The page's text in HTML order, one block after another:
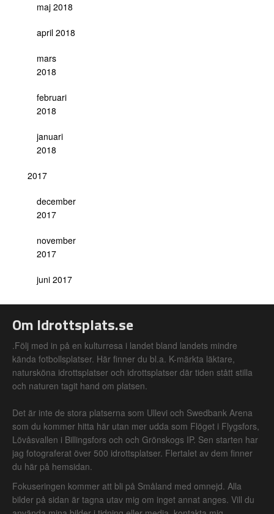
maj 2018
april 2018
mars
2018
februari
2018
januari
2018
2017
december
2017
november
2017
juni 2017
Om Idrottsplats.se
.Följ med in på en kulturresa i landet bland landets mindre
kända fotbollsplatser. Här finner du bl.a. K-märkta läktare,
natursköna idrottsplatser och idrottsplatser där tiden stått stilla
och naturen tagit hand om platsen.
Det är inte de stora platserna som Ullevi och Swedbank Arena
som du kommer hitta här utan mer udda som Flöget i Flygsfors,
Lövåsvallen i Billingsfors och och Grönskogs IP. Sen starten har
jag fotograferat över 500 idrottsplatser. Flertalet av dem finner
du här på hemsidan.
Fokuseringen kommer att bli på Småland med omnejd. Alla
bilder på sidan är tagna utav mig om inget annat anges. Vill du